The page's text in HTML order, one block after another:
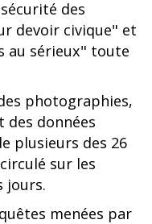
des
devoir civique" et
au sérieux" toute
photographies,
des données
plusieurs des 26
sur les
jours.
menées par